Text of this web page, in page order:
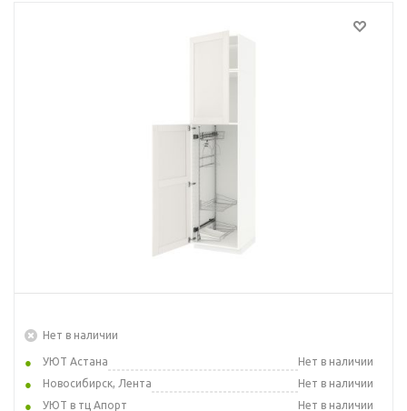
Нет в наличии
УЮТ Астана
Нет в наличии
Новосибирск, Лента
Нет в наличии
УЮТ в тц Апорт
Нет в наличии